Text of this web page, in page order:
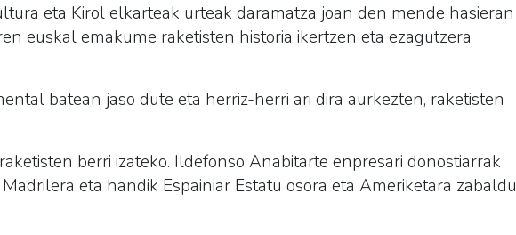
eta Kirol elkarteak urteak daramatza joan den mende hasieran
euskal emakume raketisten historia ikertzen eta ezagutzera
batean jaso dute eta herriz-herri ari dira aurkezten, raketisten
berri izateko. Ildefonso Anabitarte enpresari donostiarrak
eta handik Espainiar Estatu osora eta Ameriketara zabaldu